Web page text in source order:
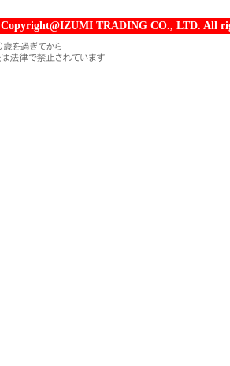
Copyright@IZUMI TRADING CO., LTD. All